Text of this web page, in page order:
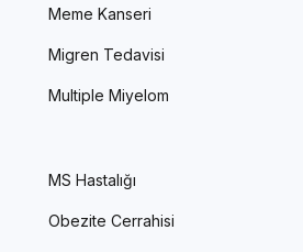
Meme Kanseri
Migren Tedavisi
Multiple Miyelom
MS Hastalığı
Obezite Cerrahisi